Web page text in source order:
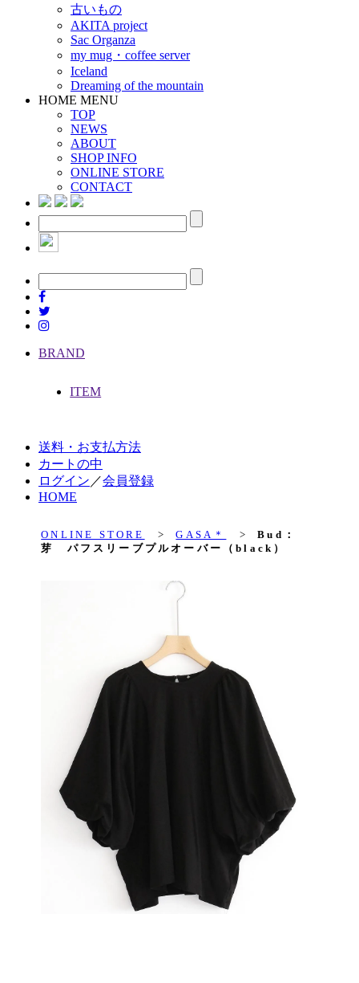
古いもの
AKITA project
Sac Organza
my mug・coffee server
Iceland
Dreaming of the mountain
HOME MENU
TOP
NEWS
ABOUT
SHOP INFO
ONLINE STORE
CONTACT
BRAND
ITEM
送料・お支払方法
カートの中
ログイン ／会員登録
HOME
ONLINE STORE >GASA＊ >Bud：
芽 パフスリーブプルオーバー（black）